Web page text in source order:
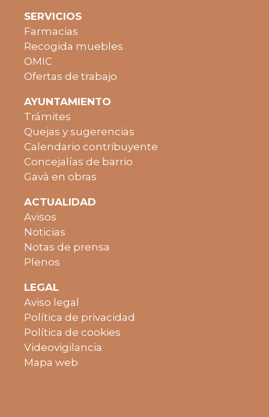
SERVICIOS
Farmacias
Recogida muebles
OMIC
Ofertas de trabajo
AYUNTAMIENTO
Trámites
Quejas y sugerencias
Calendario contribuyente
Concejalías de barrio
Gavà en obras
ACTUALIDAD
Avisos
Noticias
Notas de prensa
Plenos
LEGAL
Aviso legal
Política de privacidad
Política de cookies
Videovigilancia
Mapa web